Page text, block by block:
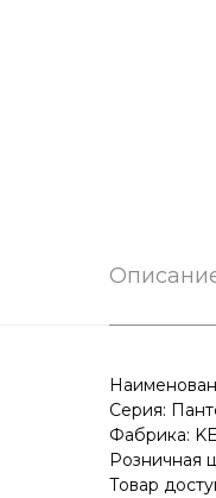
Серия:
Фабрика:
Розничная
Товар